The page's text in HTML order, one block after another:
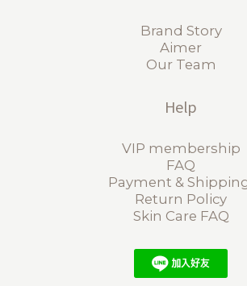
Brand Story
Aimer
Our Team
Help
VIP membership
FAQ
Payment &
Return Policy
Skin Care FAQ